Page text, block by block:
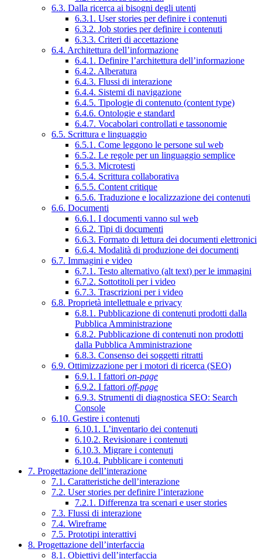
6.3. Dalla ricerca ai bisogni degli utenti
6.3.1. User stories per definire i contenuti
6.3.2. Job stories per definire i contenuti
6.3.3. Criteri di accettazione
6.4. Architettura dell’informazione
6.4.1. Definire l’architettura dell’informazione
6.4.2. Alberatura
6.4.3. Flussi di interazione
6.4.4. Sistemi di navigazione
6.4.5. Tipologie di contenuto (content type)
6.4.6. Ontologie e standard
6.4.7. Vocabolari controllati e tassonomie
6.5. Scrittura e linguaggio
6.5.1. Come leggono le persone sul web
6.5.2. Le regole per un linguaggio semplice
6.5.3. Microtesti
6.5.4. Scrittura collaborativa
6.5.5. Content critique
6.5.6. Traduzione e localizzazione dei contenuti
6.6. Documenti
6.6.1. I documenti vanno sul web
6.6.2. Tipi di documenti
6.6.3. Formato di lettura dei documenti elettronici
6.6.4. Modalità di produzione dei documenti
6.7. Immagini e video
6.7.1. Testo alternativo (alt text) per le immagini
6.7.2. Sottotitoli per i video
6.7.3. Trascrizioni per i video
6.8. Proprietà intellettuale e privacy
6.8.1. Pubblicazione di contenuti prodotti dalla
Pubblica Amministrazione
6.8.2. Pubblicazione di contenuti non prodotti
dalla Pubblica Amministrazione
6.8.3. Consenso dei soggetti ritratti
6.9. Ottimizzazione per i motori di ricerca (SEO)
6.9.1. I fattori on-page
6.9.2. I fattori off-page
6.9.3. Strumenti di diagnostica SEO: Search
Console
6.10. Gestire i contenuti
6.10.1. L’inventario dei contenuti
6.10.2. Revisionare i contenuti
6.10.3. Migrare i contenuti
6.10.4. Pubblicare i contenuti
7. Progettazione dell’interazione
7.1. Caratteristiche dell’interazione
7.2. User stories per definire l’interazione
7.2.1. Differenza tra scenari e user stories
7.3. Flussi di interazione
7.4. Wireframe
7.5. Prototipi interattivi
8. Progettazione dell’interfaccia
8.1. Obiettivi dell’interfaccia